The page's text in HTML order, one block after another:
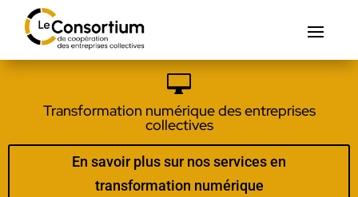

Transformation numérique des entreprises
collectives
En savoir plus sur nos services en
transformation numérique